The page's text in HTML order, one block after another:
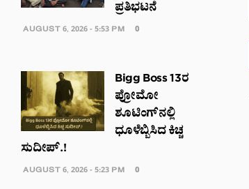
ಪ್ರತಿಭಟನೆ
AUGUST 6, 2026 - 5:53 PM 0
Bigg Boss 13ರ
ಪ್ರೋಮೋ
ಶೂಟಿಂಗ್‌ನಲ್ಲಿ
ಧೂಳೆಬ್ಬಿಸಿದ ಕಿಚ್ಚ
ಸುದೀಪ್.!
AUGUST 6, 2026 - 5:23 PM 0